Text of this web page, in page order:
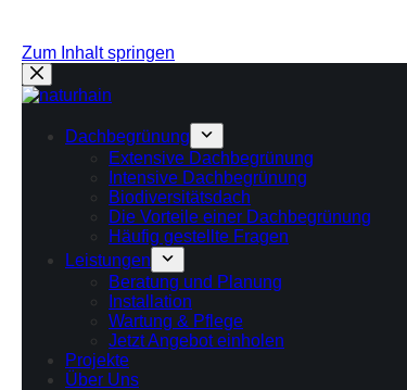
Zum Inhalt springen
Dachbegrünung
Extensive Dachbegrünung
Intensive Dachbegrünung
Biodiversitätsdach
Die Vorteile einer Dachbegrünung
Häufig gestellte Fragen
Leistungen
Beratung und Planung
Installation
Wartung & Pflege
Jetzt Angebot einholen
Projekte
Über Uns